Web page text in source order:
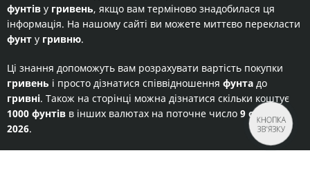
фунтів у гривень, якщо вам терміново знадобилася ця
інформація. На нашому сайті ви можете миттєво перекласти
фунт у гривню.
Ці знання допоможуть вам розрахувати вартість покупки
гривень і просто дізнатися співвідношення фунта до
гривні. Також на сторінці можна дізнатися скільки коштує
1000 фунтів в інших валютах на поточне число 9 серпня
2026.
КНОПКА
ЗВ'ЯЗКУ